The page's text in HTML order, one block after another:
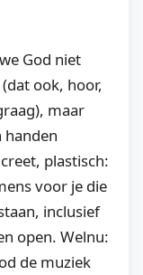
God niet
ook, hoor,
maar
plastisch:
voor je die
inclusief
open. Welnu:
de muziek